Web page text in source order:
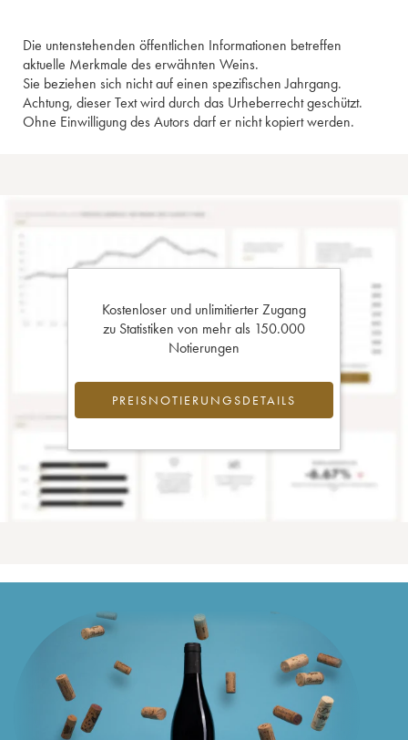
Die untenstehenden öffentlichen Informationen betreffen
aktuelle Merkmale des erwähnten Weins.
Sie beziehen sich nicht auf einen spezifischen Jahrgang.
Achtung, dieser Text wird durch das Urheberrecht geschützt.
Ohne Einwilligung des Autors darf er nicht kopiert werden.
Kostenloser und unlimitierter Zugang
zu Statistiken von mehr als 150.000
Notierungen
PREISNOTIERUNGSDETAILS